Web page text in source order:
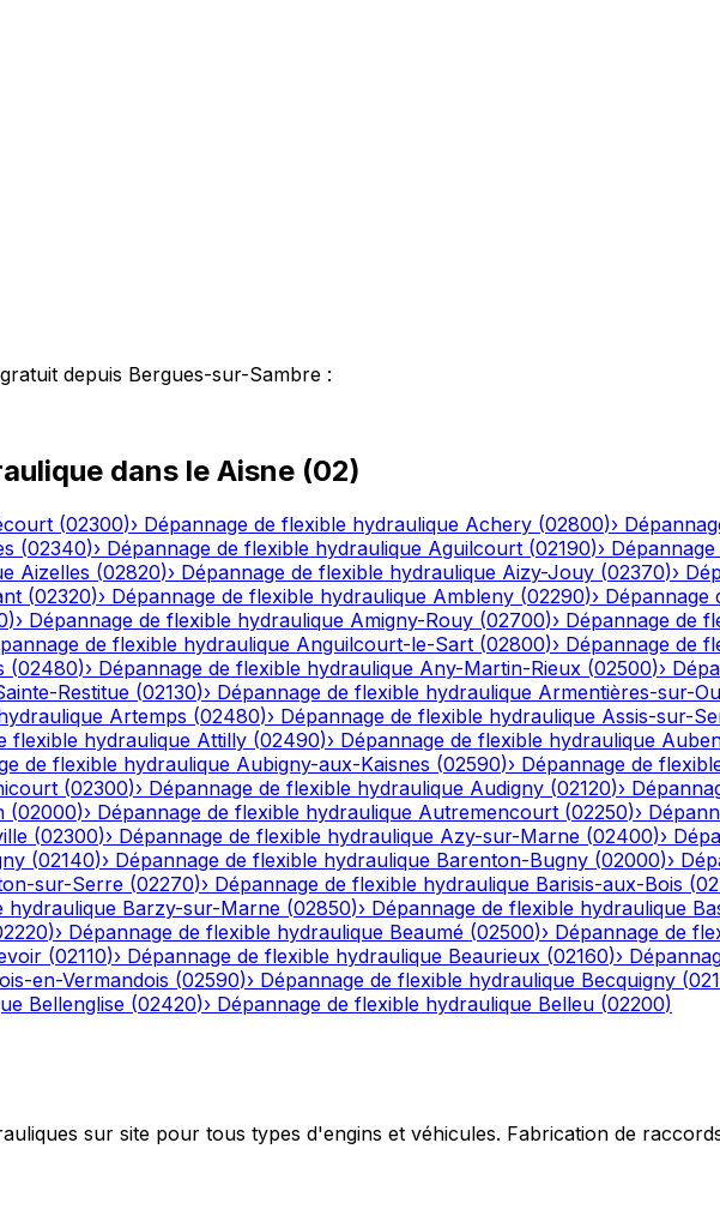
depuis Bergues-sur-Sambre :
dans le Aisne (02)
(02300)› Dépannage de flexible hydraulique Achery (02800)›
(02340)› Dépannage de flexible hydraulique Aguilcourt (02190)›
Aizelles (02820)› Dépannage de flexible hydraulique Aizy-Jouy (02370)›
(02320)› Dépannage de flexible hydraulique Ambleny (02290)› Dépannage
)› Dépannage de flexible hydraulique Amigny-Rouy (02700)› Dépannage de
de flexible hydraulique Anguilcourt-le-Sart (02800)› Dépannage de
(02480)› Dépannage de flexible hydraulique Any-Martin-Rieux (02500)›
Restitue (02130)› Dépannage de flexible hydraulique Armentières-sur-
Artemps (02480)› Dépannage de flexible hydraulique Assis-sur-
flexible hydraulique Attilly (02490)› Dépannage de flexible hydraulique
de flexible hydraulique Aubigny-aux-Kaisnes (02590)› Dépannage de
(02300)› Dépannage de flexible hydraulique Audigny (02120)›
(02000)› Dépannage de flexible hydraulique Autremencourt (02250)›
(02300)› Dépannage de flexible hydraulique Azy-sur-Marne (02400)›
(02140)› Dépannage de flexible hydraulique Barenton-Bugny (02000)›
sur-Serre (02270)› Dépannage de flexible hydraulique Barisis-aux-Bois (
hydraulique Barzy-sur-Marne (02850)› Dépannage de flexible hydraulique
)› Dépannage de flexible hydraulique Beaumé (02500)› Dépannage de
(02110)› Dépannage de flexible hydraulique Beaurieux (02160)›
en-Vermandois (02590)› Dépannage de flexible hydraulique Becquigny (
Bellenglise (02420)› Dépannage de flexible hydraulique Belleu (02200)
sur site pour tous types d'engins et véhicules. Fabrication de